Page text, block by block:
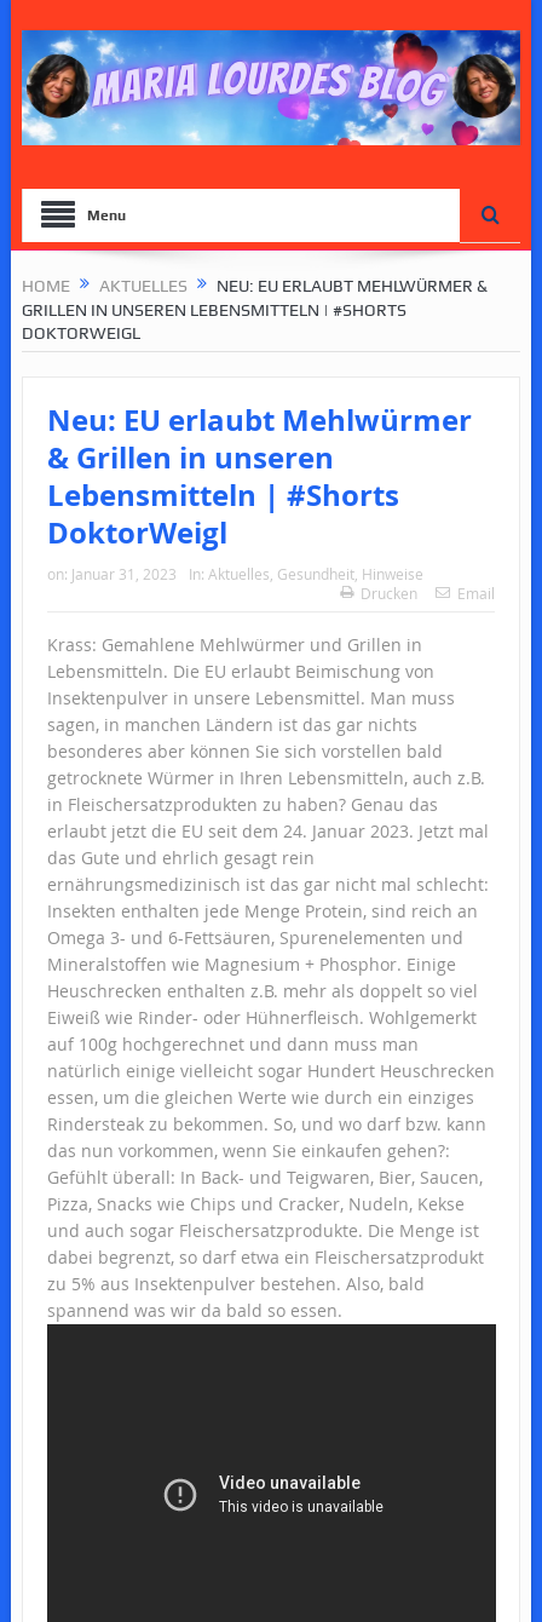
Menu
HOME AKTUELLES
NEU: EU ERLAUBT MEHLWÜRMER &
GRILLEN IN UNSEREN LEBENSMITTELN | #SHORTS
DOKTORWEIGL
Neu: EU erlaubt Mehlwürmer
& Grillen in unseren
Lebensmitteln | #Shorts
DoktorWeigl
on: Januar 31, 2023 In: Aktuelles, Gesundheit, Hinweise
Drucken
Email
Krass: Gemahlene Mehlwürmer und Grillen in
Lebensmitteln. Die EU erlaubt Beimischung von
Insektenpulver in unsere Lebensmittel. Man muss
sagen, in manchen Ländern ist das gar nichts
besonderes aber können Sie sich vorstellen bald
getrocknete Würmer in Ihren Lebensmitteln, auch z.B.
in Fleischersatzprodukten zu haben? Genau das
erlaubt jetzt die EU seit dem 24. Januar 2023. Jetzt mal
das Gute und ehrlich gesagt rein
ernährungsmedizinisch ist das gar nicht mal schlecht:
Insekten enthalten jede Menge Protein, sind reich an
Omega 3- und 6-Fettsäuren, Spurenelementen und
Mineralstoffen wie Magnesium + Phosphor. Einige
Heuschrecken enthalten z.B. mehr als doppelt so viel
Eiweiß wie Rinder- oder Hühnerfleisch. Wohlgemerkt
auf 100g hochgerechnet und dann muss man
natürlich einige vielleicht sogar Hundert Heuschrecken
essen, um die gleichen Werte wie durch ein einziges
Rindersteak zu bekommen. So, und wo darf bzw. kann
das nun vorkommen, wenn Sie einkaufen gehen?:
Gefühlt überall: In Back- und Teigwaren, Bier, Saucen,
Pizza, Snacks wie Chips und Cracker, Nudeln, Kekse
und auch sogar Fleischersatzprodukte. Die Menge ist
dabei begrenzt, so darf etwa ein Fleischersatzprodukt
zu 5% aus Insektenpulver bestehen. Also, bald
spannend was wir da bald so essen.